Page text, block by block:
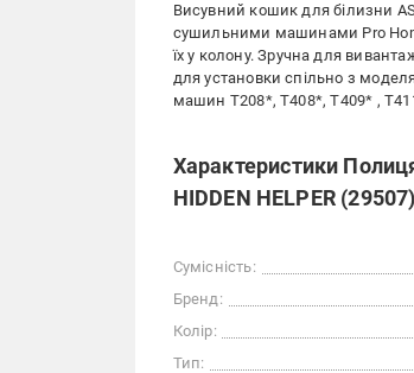
Висувний кошик для білизни
сушильними машинами Pro
їх у колону. Зручна для
для установки спільно з
машин T208*, T408*, T409* ,
Характеристики
HIDDEN HELPER (29507)
Сумісність:
Бренд:
Колір:
Тип: